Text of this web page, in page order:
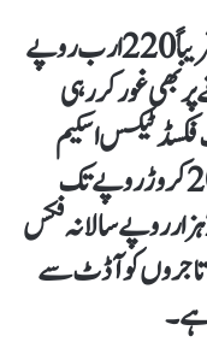
حکومت آئندہ مالی سال کے بجٹ میں تقریباً 220 ارب روپے
بھی غور کر رہی
ٹیکس اسکیم
تجویز کی گئی ہے، جس کے تحت سالانہ 20 کروڑ روپے تک
کاروباری حجم رکھنے والے تاجروں کو 25 ہزار روپے سالانہ فکس
تاجروں کو آڈٹ سے
ہے۔